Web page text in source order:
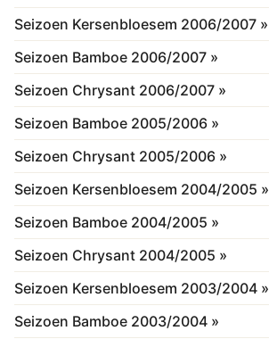
Seizoen Kersenbloesem 2006/2007 »
Seizoen Bamboe 2006/2007 »
Seizoen Chrysant 2006/2007 »
Seizoen Bamboe 2005/2006 »
Seizoen Chrysant 2005/2006 »
Seizoen Kersenbloesem 2004/2005 »
Seizoen Bamboe 2004/2005 »
Seizoen Chrysant 2004/2005 »
Seizoen Kersenbloesem 2003/2004 »
Seizoen Bamboe 2003/2004 »